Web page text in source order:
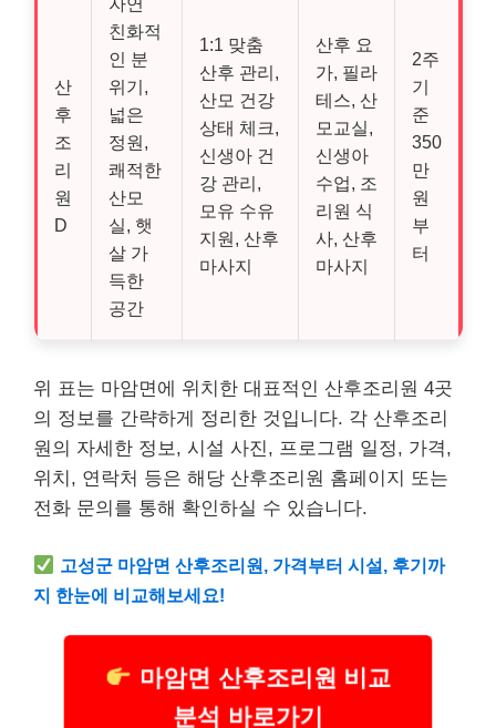
산
후
조
리
원
D
친화적
인 분
위기,
넓은
정원,
쾌적한
산모
실, 햇
살 가
득한
공간
1:1 맞춤
산후 관리,
산모 건강
상태 체크,
신생아 건
강 관리,
모유 수유
지원, 산후
마사지
산후 요
가, 필라
테스, 산
모교실,
신생아
수업, 조
리원 식
사, 산후
마사지
2주
기
준
350
만
원
부
터
위 표는 마암면에 위치한 대표적인 산후조리원 4곳
의 정보를 간략하게 정리한 것입니다. 각 산후조리
원의 자세한 정보, 시설 사진, 프로그램 일정, 가격,
위치, 연락처 등은 해당 산후조리원 홈페이지 또는
전화 문의를 통해 확인하실 수 있습니다.
고성군 마암면 산후조리원, 가격부터 시설, 후기까
지 한눈에 비교해보세요!
마암면 산후조리원 비교
분석 바로가기